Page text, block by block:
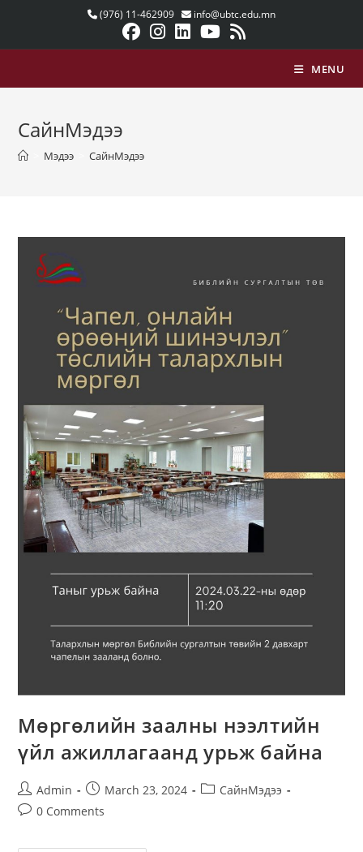
content
(976) 11-462909 info@ubtc.edu.mn
MENU
СайнМэдээ
Мэдээ СайнМэдээ
Мөргөлийн заалны нээлтийн
үйл ажиллагаанд урьж байна
Post
author:
Admin
Post
published:
March 23, 2024
PostСайнМэдээ
Post0 Comments